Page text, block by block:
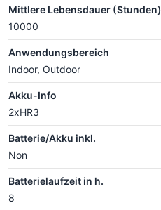
Mittlere Lebensdauer (Stunden)
10000
Anwendungsbereich
Indoor, Outdoor
Akku-Info
2xHR3
Batterie/Akku inkl.
Non
Batterielaufzeit in h.
8